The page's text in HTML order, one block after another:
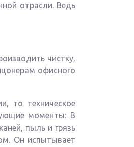
отрасли. Ведь
чистку,
офисного
то техническое
моменты: В
пыль и грязь
Он испытывает